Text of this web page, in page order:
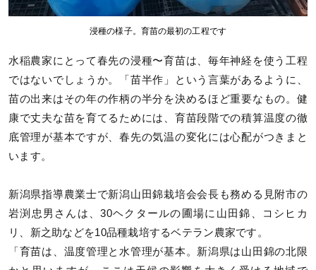
浸種の様子。育苗の最初の工程です
水稲農家にとって春先の浸種〜育苗は、毎年神経を使う工程
ではないでしょうか。「苗半作」という言葉があるように、
苗の出来はその年の作柄の半分を決めるほど重要なもの。健
康で丈夫な苗を育てるためには、育苗段階での積算温度の徹
底管理が基本ですが、春先の気温の変化には心配がつきまと
います。
新潟県指導農業士で新潟山田錦栽培会会長も務める見附市の
岩渕忠男さんは、30ヘクタールの圃場に山田錦、コシヒカ
リ、新之助などを10品種栽培するベテラン農家です。
「育苗は、温度管理と水管理が基本。新潟県は山田錦の北限